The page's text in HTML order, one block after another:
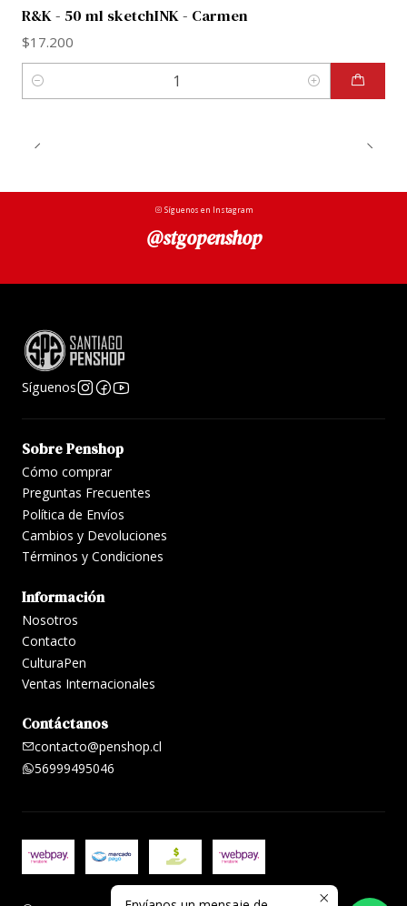
R&K - 50 ml sketchINK - Carmen
$17.200
Cantidad
Síguenos en Instagram
@stgopenshop
Síguenos
Sobre Penshop
Cómo comprar
Preguntas Frecuentes
Política de Envíos
Cambios y Devoluciones
Términos y Condiciones
Información
Nosotros
Contacto
CulturaPen
Ventas Internacionales
Contáctanos
contacto@penshop.cl
56999495046